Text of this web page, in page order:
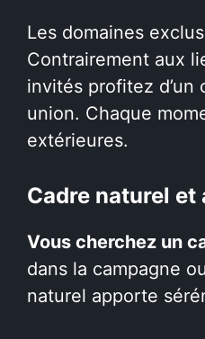
Les domaines
Contrairement aux
invités profitez
union. Chaque
extérieures.
Cadre naturel
Vous cherchez un
dans la campagne
naturel apporte